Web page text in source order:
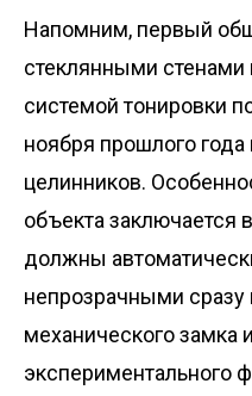
Напомним, первый
стеклянными стенами
системой тонировки
ноября прошлого
целинников.
объекта заключается
должны
непрозрачными сразу
механического замка
экспериментального